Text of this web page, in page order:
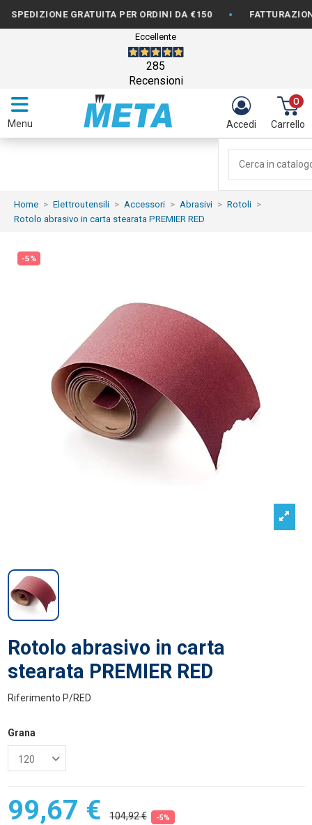
GRATUITA PER ORDINI DA €150 • FATTURAZIONE
Eccellente
285
Recensioni
Menu Accedi
0
Carrello
Home Elettroutensili Accessori Abrasivi
Rotoli
Rotolo abrasivo in carta stearata PREMIER RED
-5%
Rotolo abrasivo in carta
stearata PREMIER RED
Riferimento P/RED
Grana
99,67 € 104,92 € -5%